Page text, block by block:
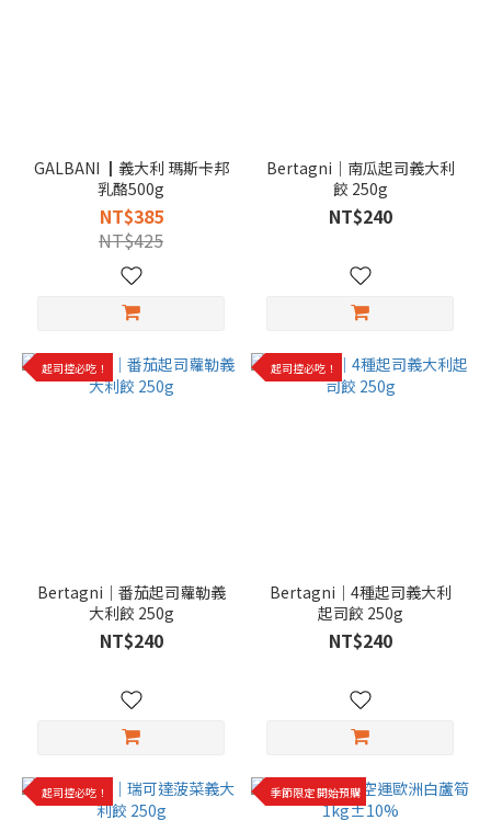
GALBANI ┃義大利 瑪斯卡邦
乳酪500g
NT$385
NT$425
Bertagni｜南瓜起司義大利
餃 250g
NT$240
起司控必吃！
Bertagni｜番茄起司蘿勒義
大利餃 250g
NT$240
起司控必吃！
Bertagni｜4種起司義大利
起司餃 250g
NT$240
起司控必吃！ 季節限定 開始預購